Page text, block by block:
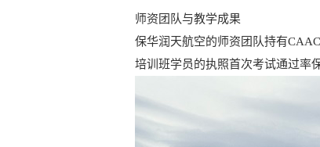
师资团队与教学成果
保华润天航空的师资团队持有
培训班学员的执照首次考试通过率